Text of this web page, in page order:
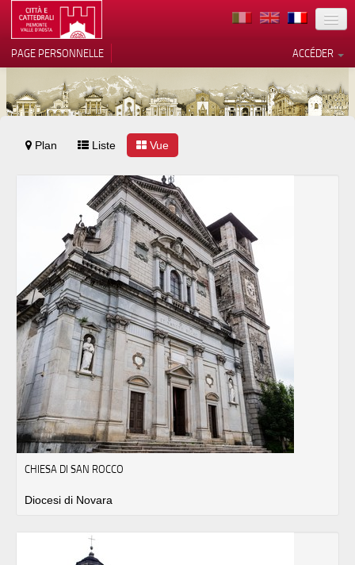
TERRITOIRE
ARCHITECTURE
MUSÉES
ITINÉRAIRES
BÉNÉVOLES
CONTACTS
PRESS
ACCÉDER
PAGE PERSONNELLE
Plan Liste Vue
CHIESA DI SAN ROCCO
Diocesi di Novara
Notification lors de la collecte
Vos choix en matière de
confidentialité